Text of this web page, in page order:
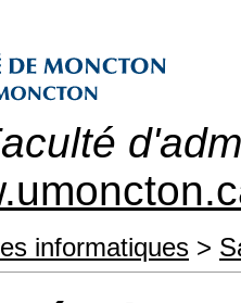
informatiques >